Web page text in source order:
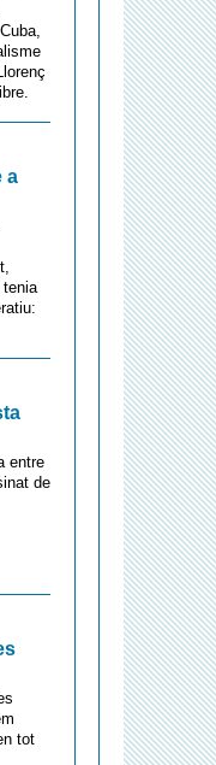
a
tenia
entre
de
tot